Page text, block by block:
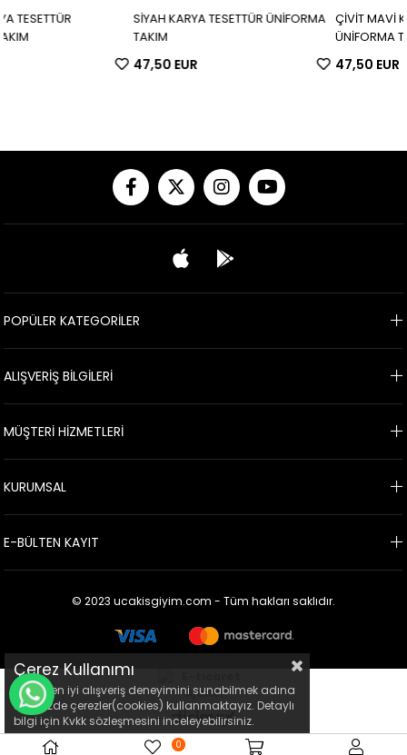
SİYAH KARYA TESETTÜR ÜNİFORMA ÇİVİT MAVİ KARYA TESETTÜR
POPÜLER KATEGORİLER
ALIŞVERİŞ BİLGİLERİ
MÜŞTERİ HİZMETLERİ
KURUMSAL
E-BÜLTEN KAYIT
© 2023 ucakisgiyim.com - Tüm hakları saklıdır.
Çerez Kullanımı
Sizlere en iyi alışveriş deneyimini sunabilmek adına
sitemizde çerezler(cookies) kullanmaktayız. Detaylı
bilgi için Kvkk sözleşmesini inceleyebilirsiniz.
0
WHATSAPP İLE BİLGİ AL